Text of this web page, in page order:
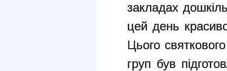
закладах
цей день
Цього
груп був